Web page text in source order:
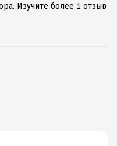
Изучите более 1 отзыв
даже без